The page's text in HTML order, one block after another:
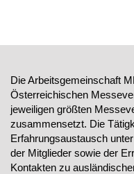
Die Arbeitsgemeinschaft
Österreichischen
jeweiligen größten
zusammensetzt. Die
Erfahrungsaustausch
der Mitglieder sowie der
Kontakten zu